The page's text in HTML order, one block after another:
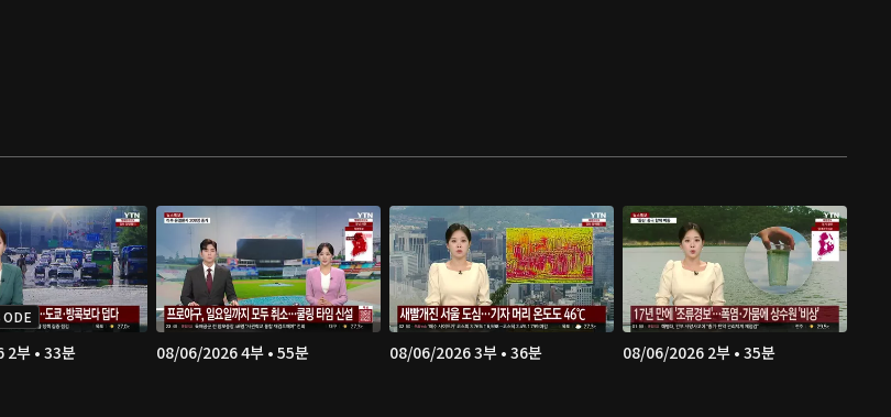
부 • 33분 08/06/2026 4부 • 55분 08/06/2026 3부 • 36분 08/06/2026 2부 • 35분